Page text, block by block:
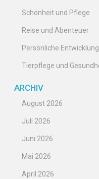
Schönheit und Pflege
Reise und Abenteuer
Persönliche Entwicklung
Tierpflege und
ARCHIV
August 2026
Juli 2026
Juni 2026
Mai 2026
April 2026